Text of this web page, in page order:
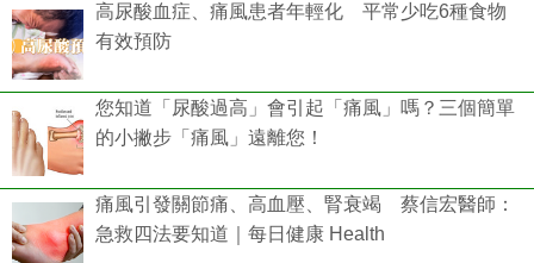
高尿酸血症、痛風患者年輕化 平常少吃6種食物
有效預防
您知道「尿酸過高」會引起「痛風」嗎？三個簡單
的小撇步「痛風」遠離您！
痛風引發關節痛、高血壓、腎衰竭 蔡信宏醫師：
急救四法要知道｜每日健康 Health